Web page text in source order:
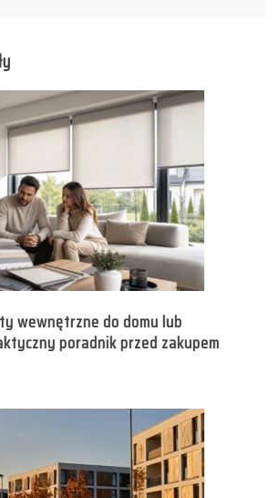
wewnętrzne do domu lub
poradnik przed zakupem